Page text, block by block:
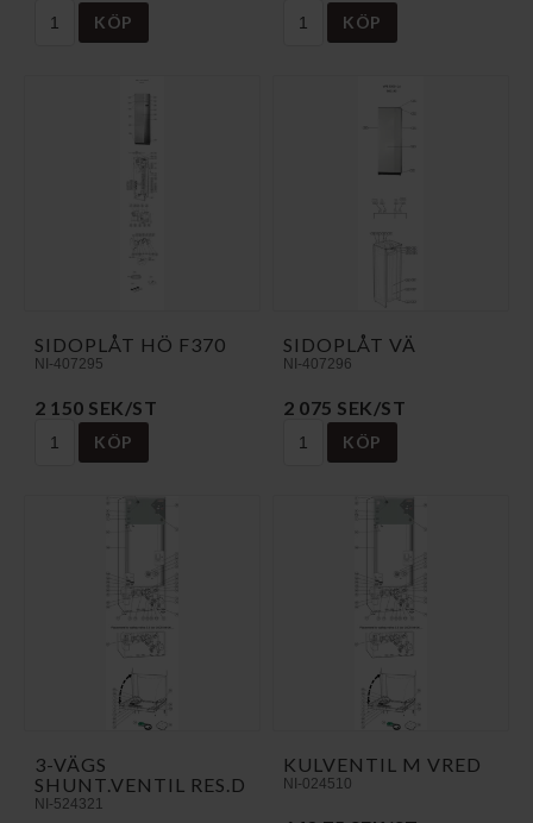
KÖP KÖP
SIDOPLÅT HÖ F370
NI-407295
2 150 SEK/ST
KÖP
SIDOPLÅT VÄ
NI-407296
2 075 SEK/ST
KÖP
3-VÄGS
SHUNT.VENTIL RES.D
NI-524321
KULVENTIL M VRED
NI-024510